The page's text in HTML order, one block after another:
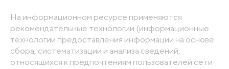
На информационном ресурсе применяются
рекомендательные технологии (информационные
технологии предоставления информации на основе
сбора, систематизации и анализа сведений,
относящихся к предпочтениям пользователей сети